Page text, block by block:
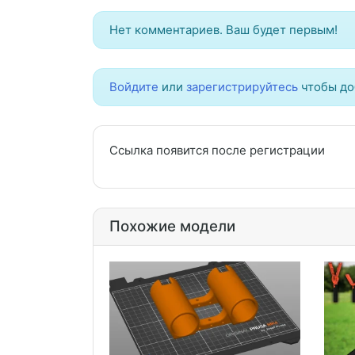
Нет комментариев. Ваш будет первым!
Войдите или зарегистрируйтесь чтобы
Ссылка появится после регистрации
Похожие модели